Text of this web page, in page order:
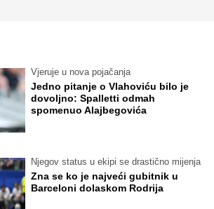
Vjeruje u nova pojačanja
Jedno pitanje o Vlahoviću bilo je
dovoljno: Spalletti odmah
spomenuo Alajbegovića
Njegov status u ekipi se drastično mijenja
Zna se ko je najveći gubitnik u
Barceloni dolaskom Rodrija